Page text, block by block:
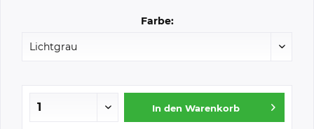
Farbe:
In den Warenkorb